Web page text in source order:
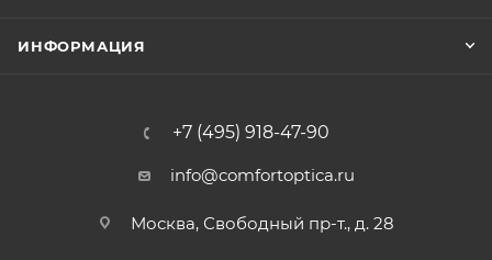
ИНФОРМАЦИЯ
+7 (495) 918-47-90
info@comfortoptica.ru
Москва, Свободный пр-т., д. 28